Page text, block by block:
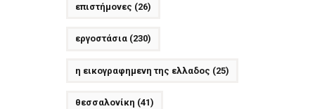
επιστήμονες (26)
εργοστάσια(230)
η εικογραφημενη της ελλαδος (25)
θεσσαλονίκη (41)